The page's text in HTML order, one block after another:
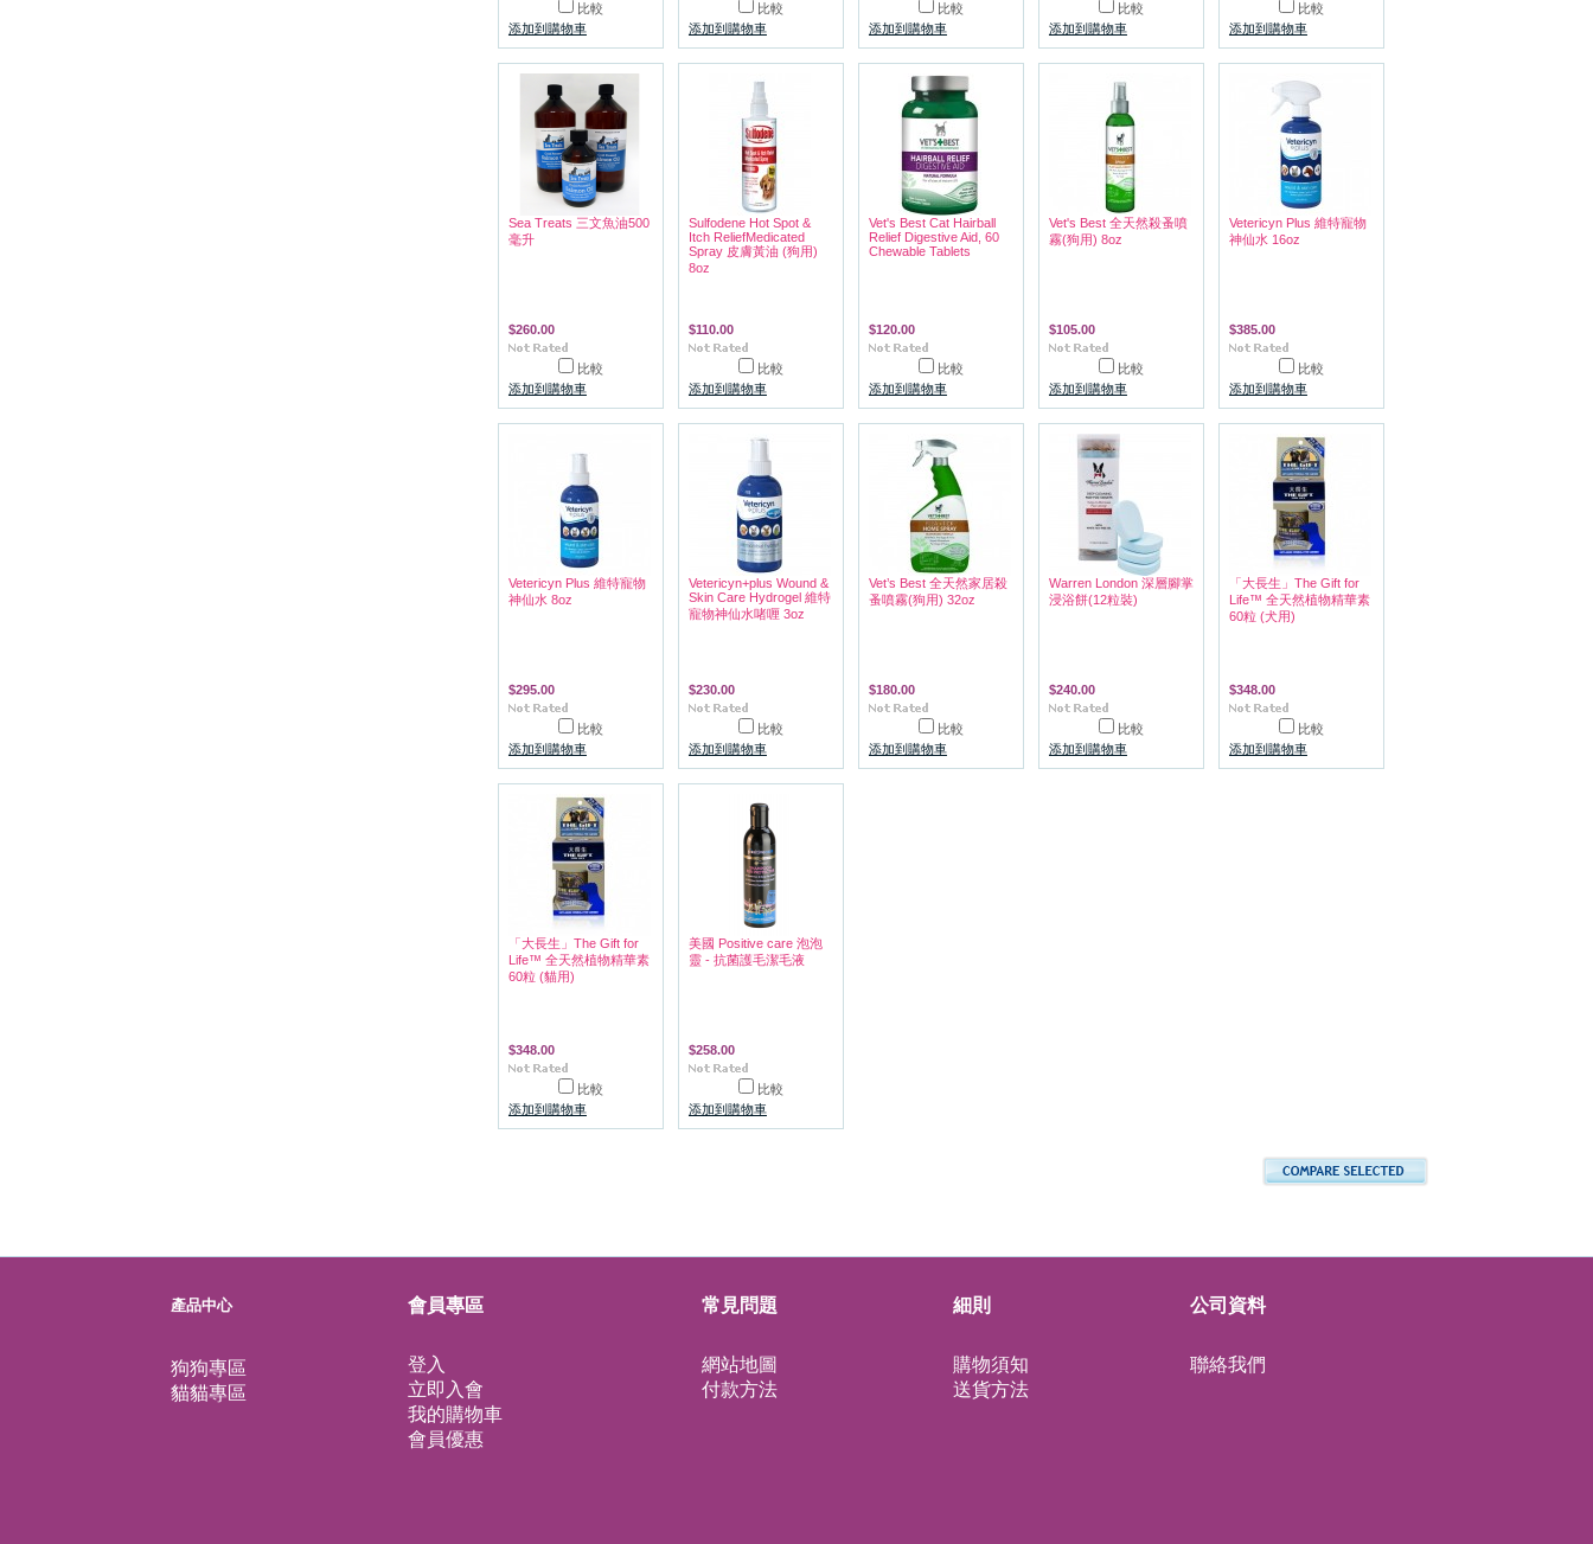
比較
添加到購物車
比較
添加到購物車
比較
添加到購物車
比較
添加到購物車
比較
添加到購物車
Sea Treats 三文魚油500
毫升
$260.00
比較
添加到購物車
Sulfodene Hot Spot &
Itch ReliefMedicated
Spray 皮膚黃油 (狗用)
8oz
$110.00
比較
添加到購物車
Vet's Best Cat Hairball
Relief Digestive Aid, 60
Chewable Tablets
$120.00
比較
添加到購物車
Vet's Best 全天然殺蚤噴
霧(狗用) 8oz
$105.00
比較
添加到購物車
Vetericyn Plus 維特寵物
神仙水 16oz
$385.00
比較
添加到購物車
Vetericyn Plus 維特寵物
神仙水 8oz
$295.00
比較
添加到購物車
Vetericyn+plus Wound &
Skin Care Hydrogel 維特
寵物神仙水啫喱 3oz
$230.00
比較
添加到購物車
Vet’s Best 全天然家居殺
蚤噴霧(狗用) 32oz
$180.00
比較
添加到購物車
Warren London 深層腳掌
浸浴餅(12粒裝)
$240.00
比較
添加到購物車
「大長生」The Gift for
Life™ 全天然植物精華素
60粒 (犬用)
$348.00
比較
添加到購物車
「大長生」The Gift for
Life™ 全天然植物精華素
60粒 (貓用)
$348.00
比較
添加到購物車
美國 Positive care 泡泡
靈 - 抗菌護毛潔毛液
$258.00
比較
添加到購物車